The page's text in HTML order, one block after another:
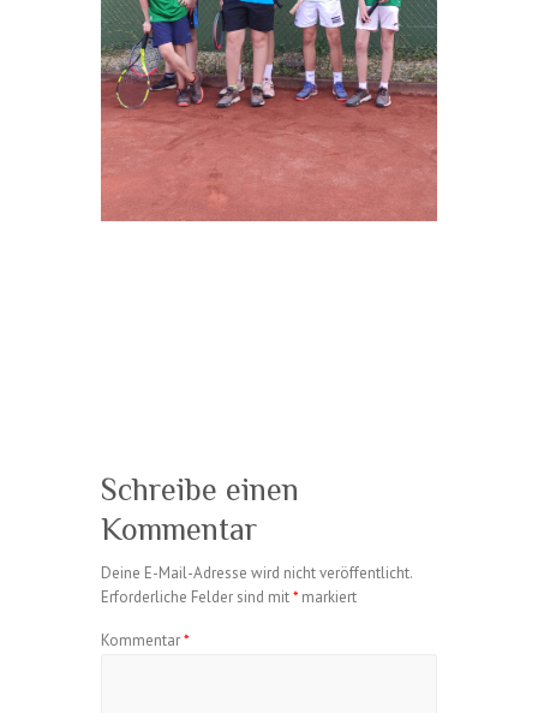
Schreibe einen
Kommentar
Deine E-Mail-Adresse wird nicht veröffentlicht.
Erforderliche Felder sind mit* markiert
Kommentar*